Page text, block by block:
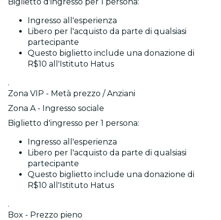
Ingresso all'esperienza
Libero per l'acquisto da parte di qualsiasi
partecipante
Questo biglietto include una donazione di
R$10 all'Istituto Hatus
.
Zona VIP - Metà prezzo / Anziani
Zona A - Ingresso sociale
Biglietto d'ingresso per 1 persona:
Ingresso all'esperienza
Libero per l'acquisto da parte di qualsiasi
partecipante
Questo biglietto include una donazione di
R$10 all'Istituto Hatus
.
Box - Prezzo pieno